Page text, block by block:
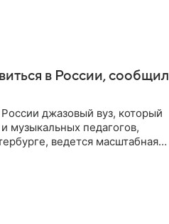
в России, сообщил
джазовый вуз, который
музыкальных педагогов,
ведется масштабная